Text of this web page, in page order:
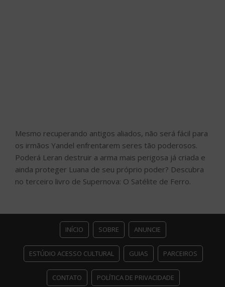
Mesmo recuperando antigos aliados, não será fácil para
os irmãos Yandel enfrentarem seres tão poderosos.
Poderá Leran destruir a arma mais perigosa já criada e
ainda proteger Luana de seu próprio poder? Descubra
no terceiro livro de Supernova: O Satélite de Ferro.
INÍCIO SOBRE ANUNCIE
ESTÚDIO ACESSO CULTURAL GUIAS PARCEIROS
CONTATO POLÍTICA DE PRIVACIDADE